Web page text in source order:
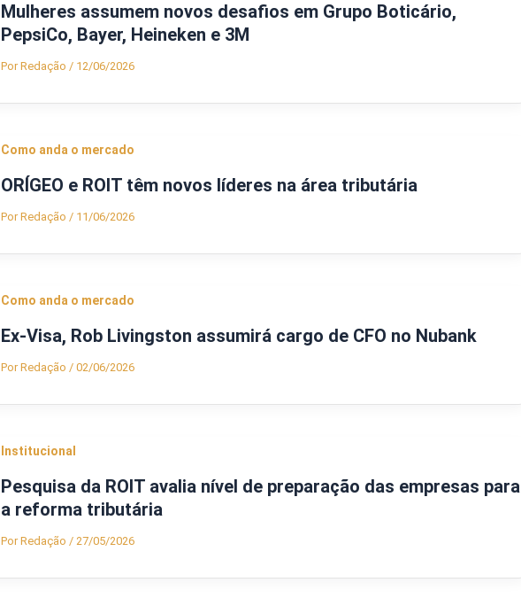
Mulheres assumem novos desafios em Grupo Boticário,
PepsiCo, Bayer, Heineken e 3M
PorRedação / 12/06/2026
Como anda o mercado
ORÍGEO e ROIT têm novos líderes na área tributária
PorRedação / 11/06/2026
Como anda o mercado
Ex-Visa, Rob Livingston assumirá cargo de CFO no Nubank
PorRedação / 02/06/2026
Institucional
Pesquisa da ROIT avalia nível de preparação das empresas para
a reforma tributária
PorRedação / 27/05/2026